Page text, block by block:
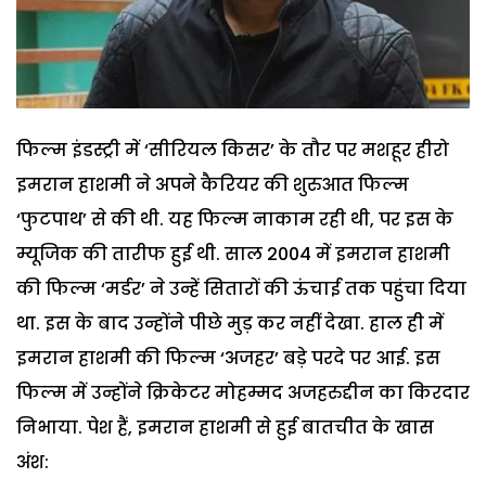
फिल्म इंडस्ट्री में ‘सीरियल किसर’ के तौर पर मशहूर हीरो
इमरान हाशमी ने अपने कैरियर की शुरुआत फिल्म
‘फुटपाथ’ से की थी. यह फिल्म नाकाम रही थी, पर इस के
म्यूजिक की तारीफ हुई थी. साल 2004 में इमरान हाशमी
की फिल्म ‘मर्डर’ ने उन्हें सितारों की ऊंचाई तक पहुंचा दिया
था. इस के बाद उन्होंने पीछे मुड़ कर नहीं देखा. हाल ही में
इमरान हाशमी की फिल्म ‘अजहर’ बड़े परदे पर आई. इस
फिल्म में उन्होंने क्रिकेटर मोहम्मद अजहरुद्दीन का किरदार
निभाया. पेश हैं, इमरान हाशमी से हुई बातचीत के खास
अंश: